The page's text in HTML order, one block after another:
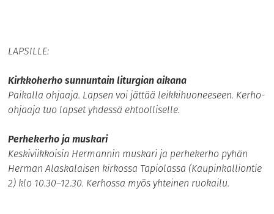
LAPSILLE:
Kirkkoherho sunnuntain liturgian aikana
Paikalla ohjaaja. Lapsen voi jättää leikkihuoneeseen. Kerho-
ohjaaja tuo lapset yhdessä ehtoolliselle.
Perhekerho ja muskari
Keskiviikkoisin Hermannin muskari ja perhekerho pyhän
Herman Alaskalaisen kirkossa Tapiolassa (Kaupinkalliontie
2) klo 10.30–12.30. Kerhossa myös yhteinen ruokailu.